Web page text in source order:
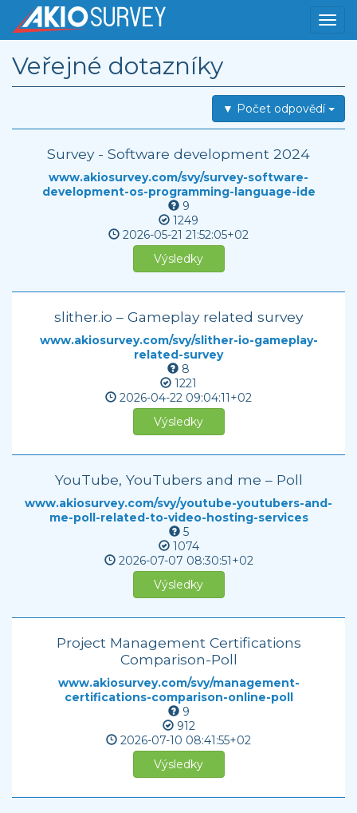
Veřejné dotazníky
▼ Počet odpovědí
Survey - Software development 2024
www.akiosurvey.com/svy/survey-software-
development-os-programming-language-ide
9
1249
2026-05-21 21:52:05+02
Výsledky
slither.io – Gameplay related survey
www.akiosurvey.com/svy/slither-io-gameplay-
related-survey
8
1221
2026-04-22 09:04:11+02
Výsledky
YouTube, YouTubers and me – Poll
www.akiosurvey.com/svy/youtube-youtubers-and-
me-poll-related-to-video-hosting-services
5
1074
2026-07-07 08:30:51+02
Výsledky
Project Management Certifications
Comparison-Poll
www.akiosurvey.com/svy/management-
certifications-comparison-online-poll
9
912
2026-07-10 08:41:55+02
Výsledky